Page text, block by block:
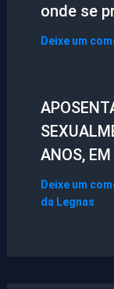
onde se
Deixe um
ANOS,
Deixe um
da Legnas